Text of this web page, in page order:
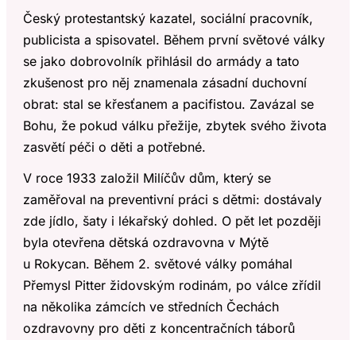
Český protestantský kazatel, sociální pracovník,
publicista a spisovatel. Během první světové války
se jako dobrovolník přihlásil do armády a tato
zkušenost pro něj znamenala zásadní duchovní
obrat: stal se křesťanem a pacifistou. Zavázal se
Bohu, že pokud válku přežije, zbytek svého života
zasvětí péči o děti a potřebné.
V roce 1933 založil Milíčův dům, který se
zaměřoval na preventivní práci s dětmi: dostávaly
zde jídlo, šaty i lékařský dohled. O pět let později
byla otevřena dětská ozdravovna v Mýtě
u Rokycan. Během 2. světové války pomáhal
Přemysl Pitter židovským rodinám, po válce zřídil
na několika zámcích ve středních Čechách
ozdravovny pro děti z koncentračních táborů